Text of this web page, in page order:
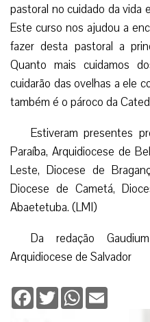
pastoral no cuidado da vida
Este curso nos ajudou a
fazer desta pastoral a
Quanto mais cuidamos
cuidarão das ovelhas a ele
também é o pároco da
Estiveram presentes
Paraíba, Arquidiocese de
Leste, Diocese de
Diocese de Cametá,
Abaetetuba. (LMI)
Da redação
Arquidiocese de Salvador
Facebook
TwitterWhatsApp